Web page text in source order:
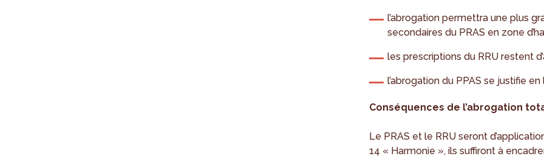
l’abrogation permettra une plus
secondaires du PRAS en zone
les prescriptions du RRU restent
l’abrogation du PPAS se justifie
Conséquences de l’abrogation
Le PRAS et le RRU seront
14 « Harmonie », ils suffiront à